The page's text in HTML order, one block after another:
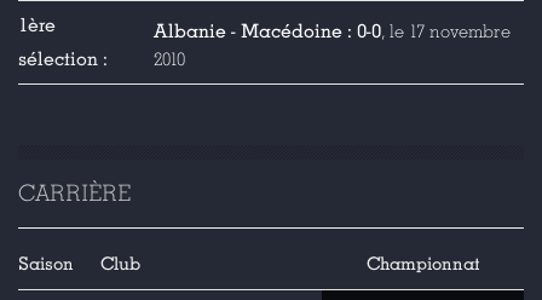
1ère
sélection :
Albanie - Macédoine : 0-0, le 17 novembre
2010
CARRIÈRE
Saison Club Championnat